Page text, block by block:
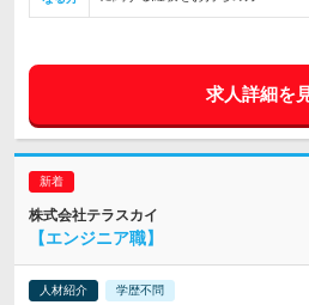
求人詳細を
株式会社テラスカイ
【エンジニア職】
人材紹介 学歴不問